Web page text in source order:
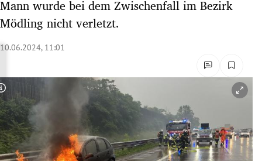
Untermenü
Untermenü
Untermenü
Untermenü
Mann wurde bei dem Zwischenfall im Bezirk
Mödling nicht verletzt.
10.06.2024, 11:01
Copyright-Hinweis öffnen/schließen